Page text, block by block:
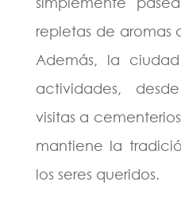
repletas de aromas
Además, la
actividades,
visitas a
mantiene la
los seres queridos.